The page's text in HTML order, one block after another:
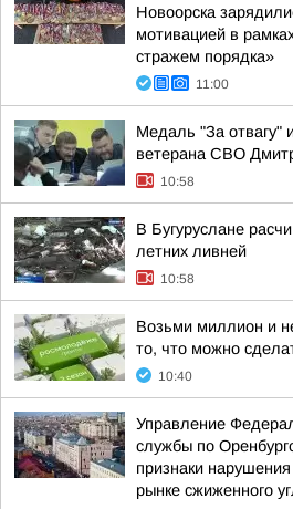
Новоорска
мотивацией в
стражем порядка»
11:00
Медаль "За отвагу"
ветерана СВО
10:58
В Бугуруслане
летних ливней
10:58
Возьми миллион и
то, что можно
10:40
Управление
службы по
признаки
рынке сжиженного